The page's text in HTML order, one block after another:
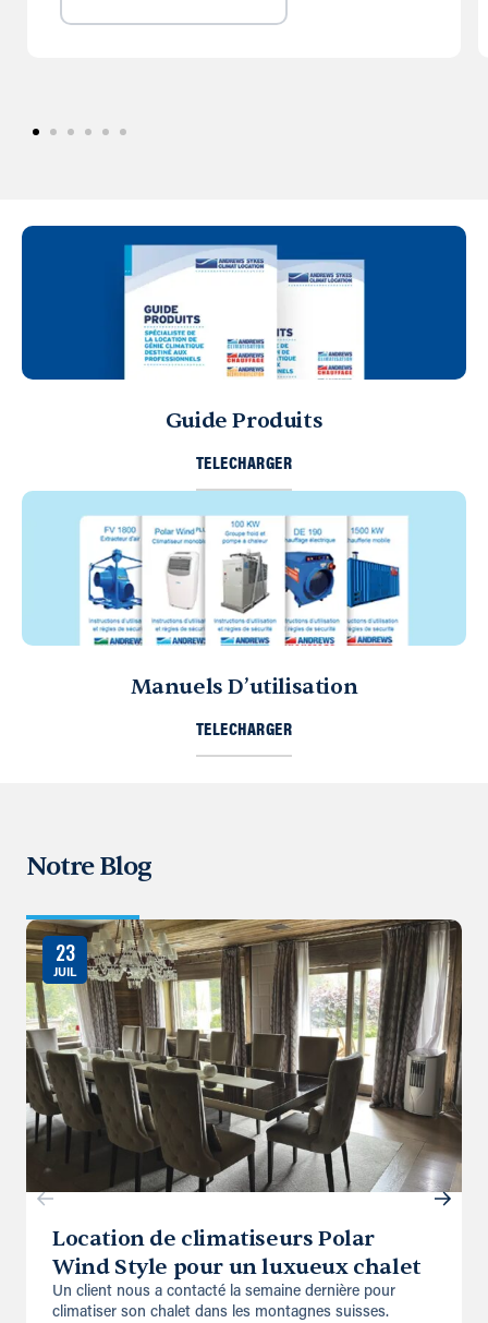
Guide Produits
TELECHARGER
Manuels D’utilisation
TELECHARGER
Notre Blog
23
JUIL
Location de climatiseurs Polar
Wind Style pour un luxueux chalet
Un client nous a contacté la semaine dernière pour
climatiser son chalet dans les montagnes suisses.